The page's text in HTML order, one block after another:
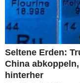
Seltene Erden:
China
hinterher